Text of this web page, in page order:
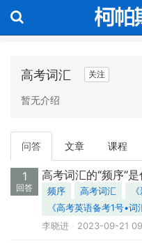
高考词汇 关注
暂无介绍
问答 文章 课程
1
回答
高考词汇的“频序”
频序 高考词汇
《高考英语备考1号•词
李晓进
2023-09-21